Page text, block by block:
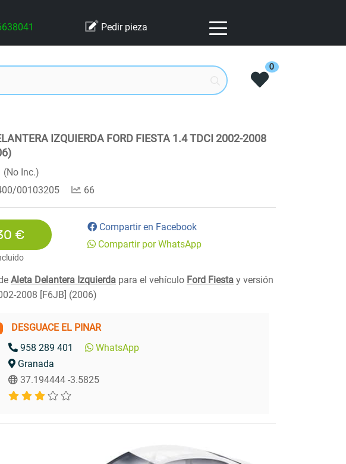
Pedir pieza
0
IZQUIERDA FORD FIESTA 1.4 TDCI 2002-2008
(No Inc.)
00103205 66
€
Compartir en Facebook
Compartir por WhatsApp
Aleta Delantera Izquierda para el vehículo Ford Fiesta y versión
2008 [F6JB] (2006)
DESGUACE EL PINAR
958 289 401
WhatsApp
Granada
37.194444 -3.5825